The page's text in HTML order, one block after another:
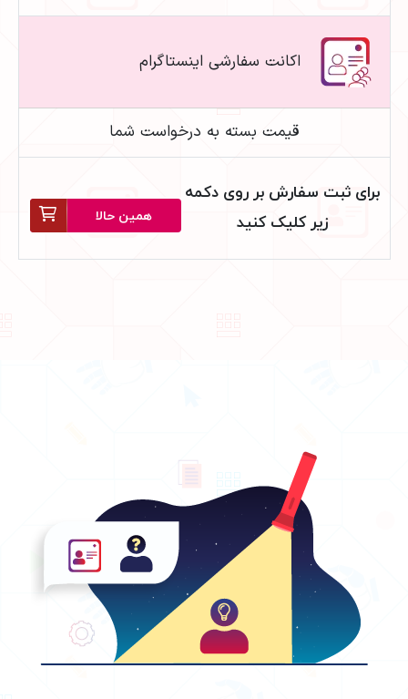
اکانت سفارشی اینستاگرام
قیمت بسته به درخواست شما
برای ثبت سفارش بر روی دکمه
زیر کلیک کنید
همین حالا